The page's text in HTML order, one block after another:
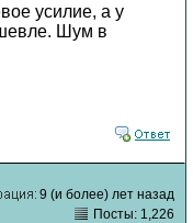
усилие, а у
Шум в
9 (и более) лет назад
Посты: 1,226